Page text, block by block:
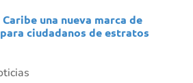
una nueva marca de
ciudadanos de estratos